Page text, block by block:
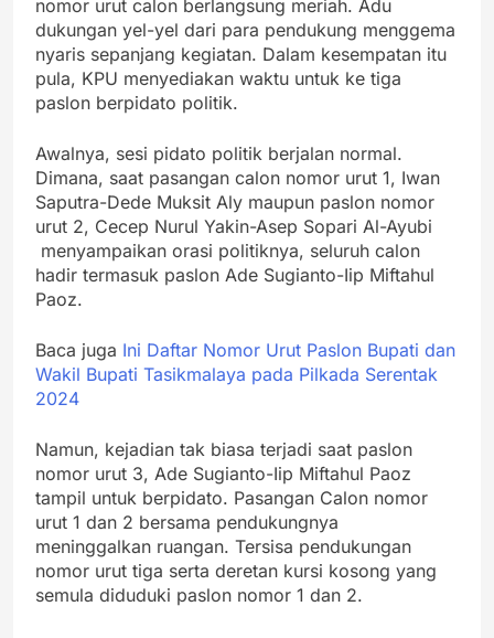
nomor urut calon berlangsung meriah. Adu
dukungan yel-yel dari para pendukung menggema
nyaris sepanjang kegiatan. Dalam kesempatan itu
pula, KPU menyediakan waktu untuk ke tiga
paslon berpidato politik.
Awalnya, sesi pidato politik berjalan normal.
Dimana, saat pasangan calon nomor urut 1, Iwan
Saputra-Dede Muksit Aly maupun paslon nomor
urut 2, Cecep Nurul Yakin-Asep Sopari Al-Ayubi
menyampaikan orasi politiknya, seluruh calon
hadir termasuk paslon Ade Sugianto-Iip Miftahul
Paoz.
Baca juga Ini Daftar Nomor Urut Paslon Bupati dan
Wakil Bupati Tasikmalaya pada Pilkada Serentak
2024
Namun, kejadian tak biasa terjadi saat paslon
nomor urut 3, Ade Sugianto-Iip Miftahul Paoz
tampil untuk berpidato. Pasangan Calon nomor
urut 1 dan 2 bersama pendukungnya
meninggalkan ruangan. Tersisa pendukungan
nomor urut tiga serta deretan kursi kosong yang
semula diduduki paslon nomor 1 dan 2.